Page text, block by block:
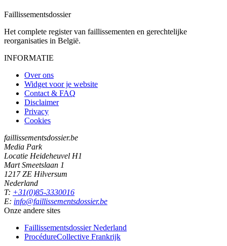
Faillissementsdossier
Het complete register van faillissementen en gerechtelijke
reorganisaties in België.
INFORMATIE
Over ons
Widget voor je website
Contact & FAQ
Disclaimer
Privacy
Cookies
faillissementsdossier.be
Media Park
Locatie Heideheuvel H1
Mart Smeetslaan 1
1217 ZE Hilversum
Nederland
T: +31(0)85-3330016
E: info@faillissementsdossier.be
Onze andere sites
Faillissementsdossier Nederland
ProcédureCollective Frankrijk